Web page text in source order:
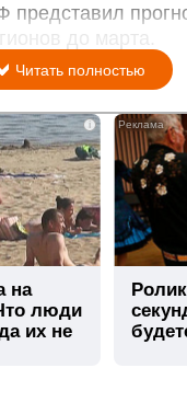
представил
до марта.
Читать полностью
i
на
люди
их не